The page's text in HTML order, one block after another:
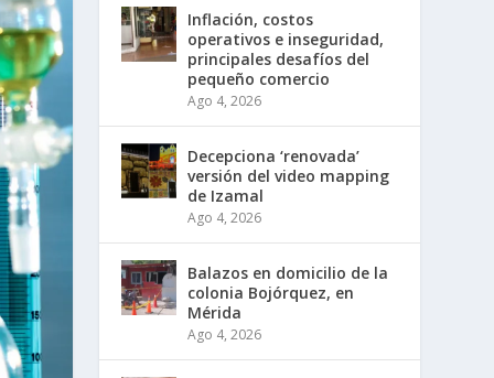
Inflación, costos
operativos e inseguridad,
principales desafíos del
pequeño comercio
Ago 4, 2026
Decepciona ‘renovada’
versión del video mapping
de Izamal
Ago 4, 2026
Balazos en domicilio de la
colonia Bojórquez, en
Mérida
Ago 4, 2026